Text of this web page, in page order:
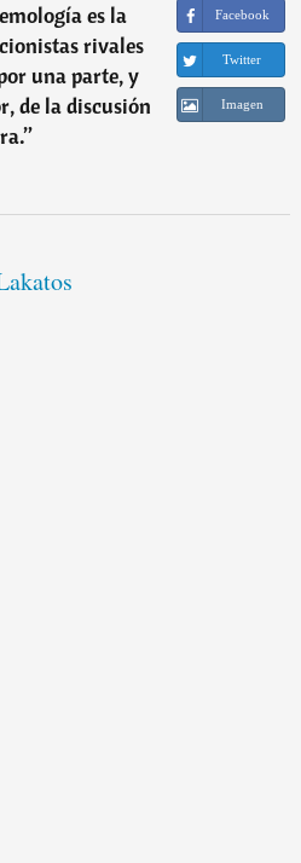
es la
rivales
una parte, y
de la discusión
”
Facebook
Twitter
Imagen